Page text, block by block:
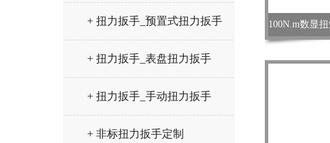
+ 扭力扳手_预置式扭力扳手
+ 扭力扳手_表盘扭力扳手
+ 扭力扳手_手动扭力扳手
+ 非标扭力扳手定制